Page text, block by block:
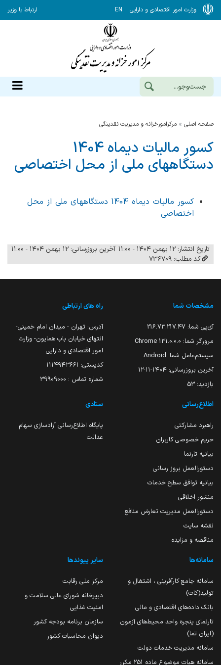
وزارت امور اقتصادی و دارایی EN ارتباط با وزیر
صفحه اصلی مرکزامورخزانه و مدیریت نقدینگی
کسور مالیات دیماه 1404
دستگاههای ملی از محل اختصاصی
کسور مالیات دیماه 1404 دستگاههای ملی از محل
اختصاصی
تاریخ انتشار: ۱۲ بهمن ۱۴۰۴ - ۱۱:۰۰
آخرین بروزرسانی: ۱۲ بهمن ۱۴۰۴ - ۱۱:۰۰
کد مطلب: 736709
مشخصات شما
آی‌پی شما: 216.73.217.47
مرورگر شما: 131.0.0.0 Chrome
سیستم‌عامل شما: Android
آخرین بروزرسانی: ۱۴۰۴-۱۱-۱۲
بازدید: 53
راه های ارتباطی
آدرس: تهران - میدان امام خمینی-
انتهای خیابان باب همایون- وزارت
امور اقتصادی و دارایی
کدپستی: ۱۱۱۴۹۴۳۶۶۱
شماره تماس : 39909000
اطلاع‌رسانی
راهبرد مشارکتی
حریم خصوصی کاربران
بیانیه تارنما
دستورالعمل بروز رسانی
بیانیه توافق سطح خدمات
منشور اخلاقی
دستورالعمل مدیریت تعارض منافع
نقشه سایت
مناقصه و مزایده
ستادی
پایگاه اطلاع‌رسانی آزادسازی سهام
عدالت
سامانه‌ها
سامانه جامع کارآفرینی ، اشتغال و
تولید(کات)
بانک داده‌های اقتصادی و مالی
تارنمای پنجره واحد محیط‌های آزمون
(ایران تما)
سامانه مدیریت خدمات دولت
سامانه هیات موضوع ماده 251 مکرر
سایر پیوندها
مرکز ملی رقابت
دبیرخانه شورای عالی سلامت و
امنیت غذایی
سازمان برنامه بودجه کشور
دیوان محاسبات کشور